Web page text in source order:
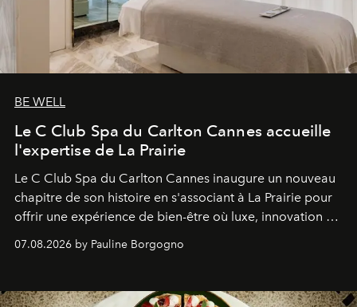
BE WELL
Le C Club Spa du Carlton Cannes accueille
l'expertise de La Prairie
Le C Club Spa du Carlton Cannes inaugure un nouveau
chapitre de son histoire en s'associant à La Prairie pour
offrir une expérience de bien-être où luxe, innovation et
expertise se rencontrent.
07.08.2026 by Pauline Borgogno